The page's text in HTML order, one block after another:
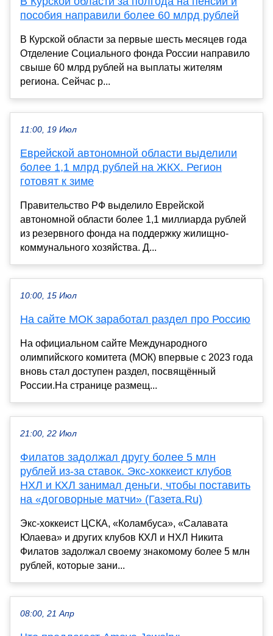
пособия направили более 60 млрд рублей
В Курской области за первые шесть месяцев года
Отделение Социального фонда России направило
свыше 60 млрд рублей на выплаты жителям
региона. Сейчас р...
11:00, 19 Июл
Еврейской автономной области выделили
более 1,1 млрд рублей на ЖКХ. Регион
готовят к зиме
Правительство РФ выделило Еврейской
автономной области более 1,1 миллиарда рублей
из резервного фонда на поддержку жилищно-
коммунального хозяйства. Д...
10:00, 15 Июл
На сайте МОК заработал раздел про Россию
На официальном сайте Международного
олимпийского комитета (МОК) впервые с 2023 года
вновь стал доступен раздел, посвящённый
России.На странице размещ...
21:00, 22 Июл
Филатов задолжал другу более 5 млн
рублей из-за ставок. Экс-хоккеист клубов
НХЛ и КХЛ занимал деньги, чтобы поставить
на «договорные матчи» (Газета.Ru)
Экс-хоккеист ЦСКА, «Коламбуса», «Салавата
Юлаева» и других клубов КХЛ и НХЛ Никита
Филатов задолжал своему знакомому более 5 млн
рублей, которые зани...
08:00, 21 Апр